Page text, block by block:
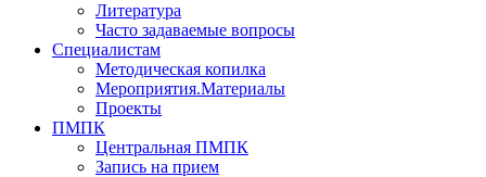
Литература
Часто задаваемые вопросы
Специалистам
Методическая копилка
Мероприятия.Материалы
Проекты
ПМПК
Центральная ПМПК
Запись на прием